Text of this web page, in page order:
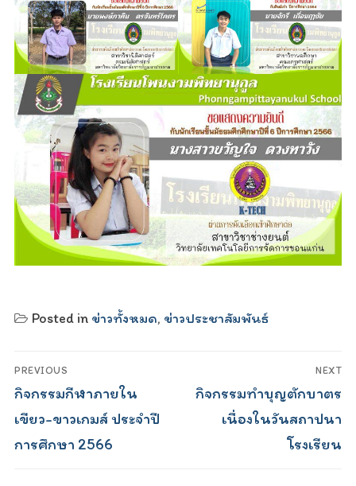
Posted in ข่าวทั้งหมด, ข่าวประชาสัมพันธ์
Post
navigation
PREVIOUS
Previous
post:
กิจกรรมกีฬาภายใน
เขียว-ขาวเกมส์ ประจำปี
การศึกษา 2566
NEXT
Next
post:
กิจกรรมทำบุญตักบาตร
เนื่องในวันสถาปนา
โรงเรียน